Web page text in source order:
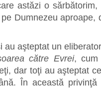
astăzi o
Dumnezeu aproape,
au aşteptat un
către Evrei, cum
dar toţi au aşteptat
În această